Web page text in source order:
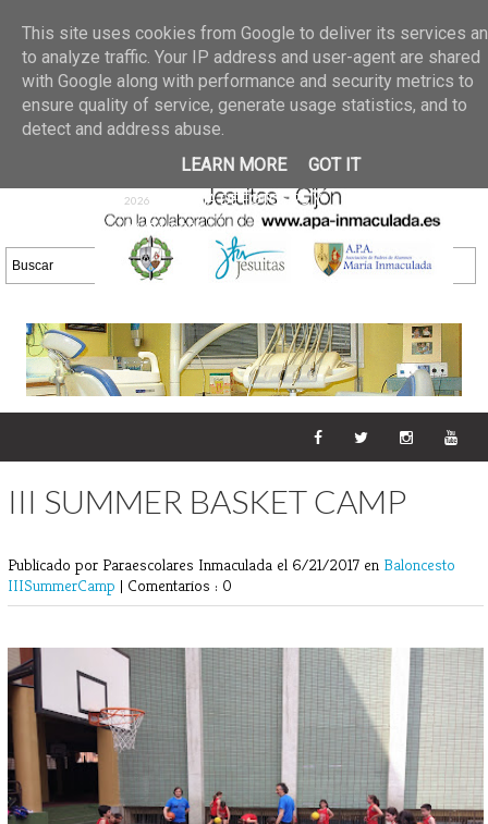
02 jun 2026
GALERIA DE FOTOS
30/05/2026
25 may 2026
GALERIA
DE FOTOS 23/05/2026
20 may
2026
GALERIA DE FOTOS
16/05/2026
DE FOTOS 09/05/2026
28 abr
2026
GALERIA DE FOTOS 25 Y
26/04/2026
III SUMMER BASKET CAMP
Publicado por Paraescolares Inmaculada el 6/21/2017 en Baloncesto
IIISummerCamp | Comentarios : 0
This site uses cookies from Google to deliver its services
to analyze traffic. Your IP address and user-agent are shared
with Google along with performance and security metrics to
ensure quality of service, generate usage statistics, and to
detect and address abuse.
LEARN MORE
GOT IT